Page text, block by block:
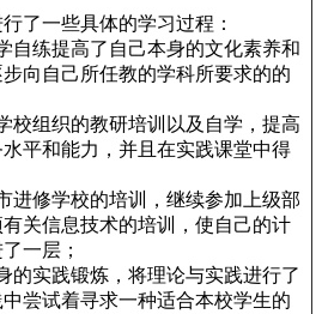
了一些具体的学习过程：
自练提高了自己本身的文化素养和
向自己所任教的学科所要求的的
校组织的教研培训以及自学，提高
平和能力，并且在实践课堂中得
进修学校的培训，继续参加上级部
关信息技术的培训，使自己的计
一层；
的实践锻炼，将理论与实践进行了
尝试着寻求一种适合本校学生的